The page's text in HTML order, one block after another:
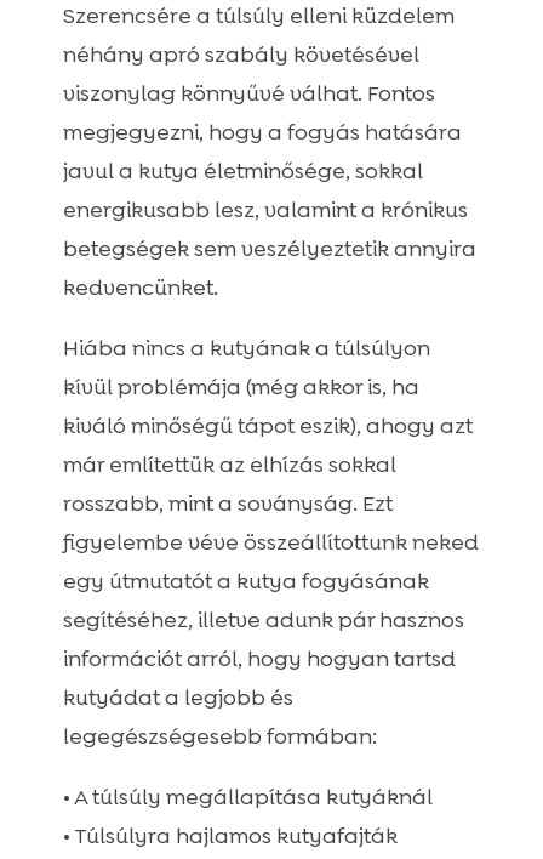
Szerencsére a túlsúly elleni küzdelem
néhány apró szabály követésével
viszonylag könnyűvé válhat. Fontos
megjegyezni, hogy a fogyás hatására
javul a kutya életminősége, sokkal
energikusabb lesz, valamint a krónikus
betegségek sem veszélyeztetik annyira
kedvencünket.
Hiába nincs a kutyának a túlsúlyon
kívül problémája (még akkor is, ha
kiváló minőségű tápot eszik), ahogy azt
már említettük az elhízás sokkal
rosszabb, mint a soványság. Ezt
figyelembe véve összeállítottunk neked
egy útmutatót a kutya fogyásának
segítéséhez, illetve adunk pár hasznos
információt arról, hogy hogyan tartsd
kutyádat a legjobb és
legegészségesebb formában:
• A túlsúly megállapítása kutyáknál
• Túlsúlyra hajlamos kutyafajták